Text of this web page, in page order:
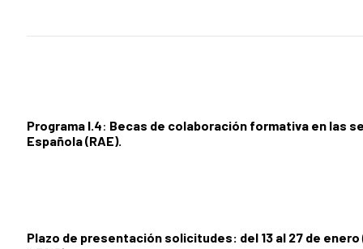
Programa I.4: Becas de colaboración formativa en las
Española (RAE).
Plazo de presentación solicitudes: del 13 al 27 de enero